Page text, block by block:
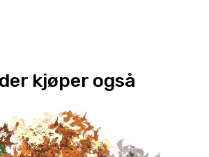
kjøper også